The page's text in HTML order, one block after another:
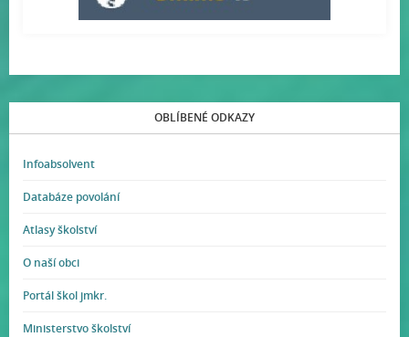
OBLÍBENÉ ODKAZY
Infoabsolvent
Databáze povolání
Atlasy školství
O naší obci
Portál škol jmkr.
Ministerstvo školství